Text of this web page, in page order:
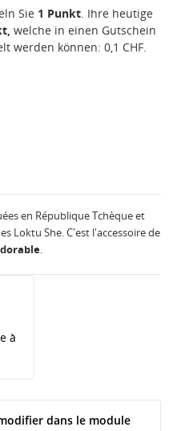
Sie 1 Punkt. Ihre heutige
welche in einen Gutschein
werden können: 0,1 CHF.
en République Tchèque et
Loktu She. C'est l'accessoire de
.
à
dans le module